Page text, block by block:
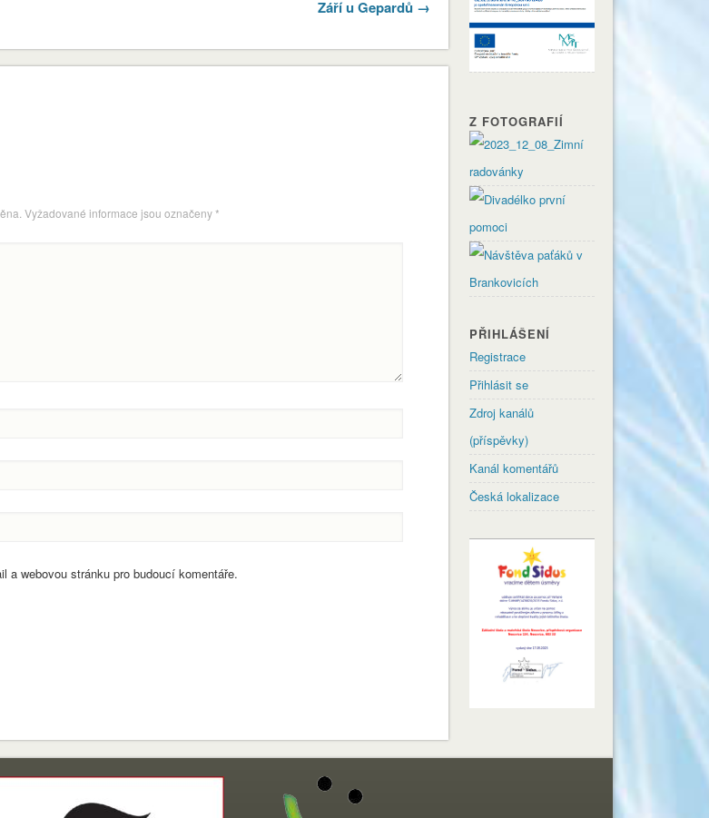
Září u Gepardů →
Vyžadované informace jsou označeny*
a webovou stránku pro budoucí komentáře.
Z FOTOGRAFIÍ
PŘIHLÁŠENÍ
Registrace
Přihlásit se
Zdroj kanálů
(příspěvky)
Kanál komentářů
Česká lokalizace